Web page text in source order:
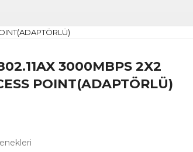
3000MBPS 2X2
POINT(ADAPTÖRLÜ)